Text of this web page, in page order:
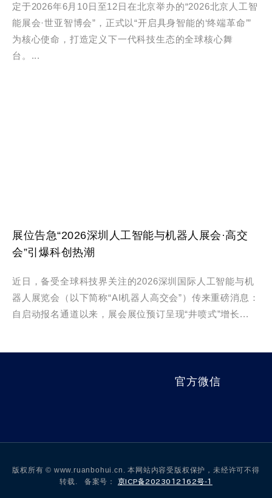
定于2026年6月10日至12日在北京举办的“2026北京人工智
能展会·世亚智博会”，正式以“开启具身智能的‘终端革命’”
为核心使命，打造定义下一代科技生态的全球核心舞
台。...
展位告急“2026深圳人工智能与机器人展会·高交
会”引爆科创热潮
近日，备受全球科技界关注的2026深圳国际人工智能与机
器人展览会（以下简称“AI机器人高交会”）传来重磅消息：
自启动报名通道以来，展会展位预订呈现“井喷式”增长...
官方微信
版权所有 © www.ruanbohui.cn. 本网站内容受版权保护，未经许可不得
转载. 备案号： 京ICP备2023012162号-1